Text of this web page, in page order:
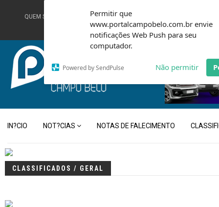
Permitir que
www.portalcampobelo.com.br envie
notificações Web Push para seu
computador.
Powered by SendPulse Não permitir
QUEM SOMOS TERMOS DE USO
IN?CIO NOT?CIAS NOTAS DE FALECIMENTO
CLASSIFICADOS / GERAL